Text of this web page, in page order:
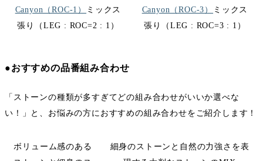
Canyon（ROC-1）
ミックス
張り（LEG : ROC=2 : 1）
Canyon（ROC-3）
ミックス
張り（LEG : ROC=3 : 1）
●おすすめの品番組み合わせ
「ストーンの種類が多すぎてどの組み合わせがいいか選べな
い！」と、お悩みの方におすすめの組み合わせをご紹介します！
ボリューム感のある
細身のストーンと自然の力強さを表